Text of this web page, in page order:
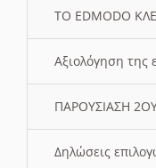
ΤΟ EDMODO
Αξιολόγηση
ΠΑΡΟΥΣΙΑΣΗ
Δηλώσεις